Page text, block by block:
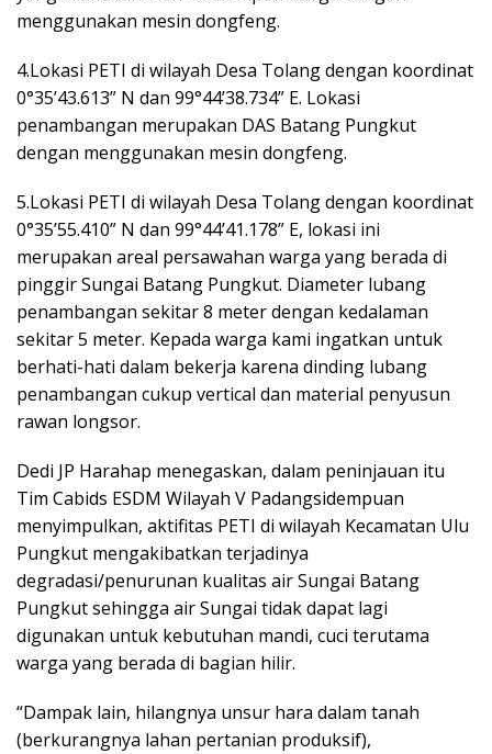
menggunakan mesin dongfeng.
4.Lokasi PETI di wilayah Desa Tolang dengan koordinat
0°35’43.613” N dan 99°44’38.734” E. Lokasi
penambangan merupakan DAS Batang Pungkut
dengan menggunakan mesin dongfeng.
5.Lokasi PETI di wilayah Desa Tolang dengan koordinat
0°35’55.410” N dan 99°44’41.178” E, lokasi ini
merupakan areal persawahan warga yang berada di
pinggir Sungai Batang Pungkut. Diameter lubang
penambangan sekitar 8 meter dengan kedalaman
sekitar 5 meter. Kepada warga kami ingatkan untuk
berhati-hati dalam bekerja karena dinding lubang
penambangan cukup vertical dan material penyusun
rawan longsor.
Dedi JP Harahap menegaskan, dalam peninjauan itu
Tim Cabids ESDM Wilayah V Padangsidempuan
menyimpulkan, aktifitas PETI di wilayah Kecamatan Ulu
Pungkut mengakibatkan terjadinya
degradasi/penurunan kualitas air Sungai Batang
Pungkut sehingga air Sungai tidak dapat lagi
digunakan untuk kebutuhan mandi, cuci terutama
warga yang berada di bagian hilir.
“Dampak lain, hilangnya unsur hara dalam tanah
(berkurangnya lahan pertanian produksif),